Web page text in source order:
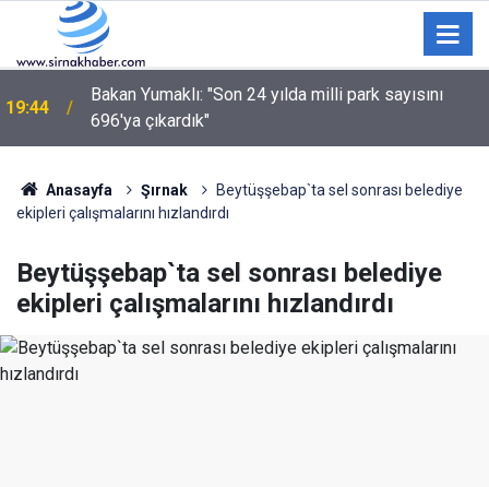
19:44
Bakan Yumaklı: "Son 24 yılda milli park sayısını
696'ya çıkardık"
19:18
Şırnak’ta TEKNOFEST Coşkusu Başladı: Binlerce
Çocuk Aileleriyle Stadyuma Akın Etti
Anasayfa Şırnak
Beytüşşebap`ta sel sonrası belediye
ekipleri çalışmalarını hızlandırdı
Beytüşşebap`ta sel sonrası belediye
ekipleri çalışmalarını hızlandırdı